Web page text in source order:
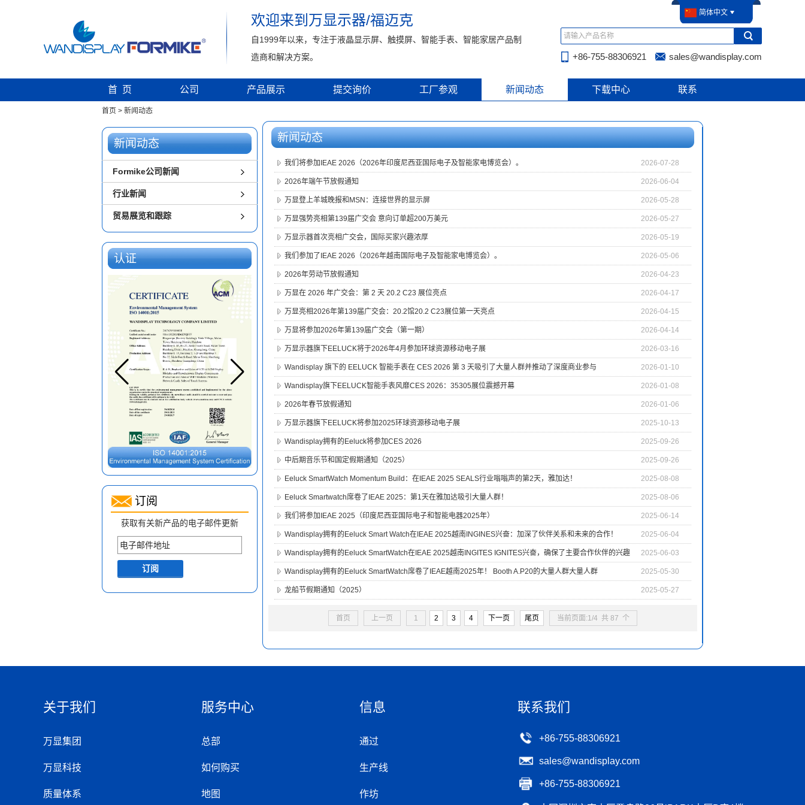
欢迎来到万显示器/福迈克
自1999年以来，专注于液晶显示屏、触摸屏、智能手表、智能家居产品制
造商和解决方案。
简体中文
+86-755-88306921 sales@wandisplay.com
首 页 公司 产品展示 提交询价 工厂参观 新闻动态 下载中心 联系
首页 > 新闻动态
新闻动态
Formike公司新闻
行业新闻
贸易展览和跟踪
认证
订阅
获取有关新产品的电子邮件更新
新闻动态
我们将参加IEAE 2026（2026年印度尼西亚国际电子及智能家电博览会）。 2026-07-28
2026年端午节放假通知 2026-06-04
万显登上羊城晚报和MSN：连接世界的显示屏 2026-05-28
万显强势亮相第139届广交会 意向订单超200万美元 2026-05-27
万显示器首次亮相广交会，国际买家兴趣浓厚 2026-05-19
我们参加了IEAE 2026（2026年越南国际电子及智能家电博览会）。 2026-05-06
2026年劳动节放假通知 2026-04-23
万显在 2026 年广交会：第 2 天 20.2 C23 展位亮点 2026-04-17
万显亮相2026年第139届广交会：20.2馆20.2 C23展位第一天亮点 2026-04-15
万显将参加2026年第139届广交会（第一期） 2026-04-14
万显示器旗下EELUCK将于2026年4月参加环球资源移动电子展 2026-03-16
Wandisplay 旗下的 EELUCK 智能手表在 CES 2026 第 3 天吸引了大量人群并推动了深度商业参与 2026-01-10
Wandisplay旗下EELUCK智能手表风靡CES 2026：35305展位震撼开幕 2026-01-08
2026年春节放假通知 2026-01-06
万显示器旗下EELUCK将参加2025环球资源移动电子展 2025-10-13
Wandisplay拥有的Eeluck将参加CES 2026 2025-09-26
中后期音乐节和国定假期通知（2025） 2025-09-26
Eeluck SmartWatch Momentum Build：在IEAE 2025 SEALS行业嗡嗡声的第2天，雅加达！ 2025-08-08
Eeluck Smartwatch席卷了IEAE 2025：第1天在雅加达吸引大量人群！ 2025-08-06
我们将参加IEAE 2025（印度尼西亚国际电子和智能电器2025年） 2025-06-14
Wandisplay拥有的Eeluck Smart Watch在IEAE 2025越南INGINES兴奋：加深了伙伴关系和未来的合作！ 2025-06-04
Wandisplay拥有的Eeluck SmartWatch在IEAE 2025越南INGITES IGNITES兴奋，确保了主要合作伙伴的兴趣 2025-06-03
Wandisplay拥有的Eeluck SmartWatch席卷了IEAE越南2025年！ Booth A.P20的大量人群大量人群 2025-05-30
龙船节假期通知（2025） 2025-05-27
首页 上一页 1 2 3 4 下一页 尾页 当前页面:1/4 共 87 个
关于我们
万显集团
万显科技
质量体系
服务中心
总部
如何购买
地图
信息
通过
生产线
作坊
联系我们
+86-755-88306921
sales@wandisplay.com
+86-755-88306921